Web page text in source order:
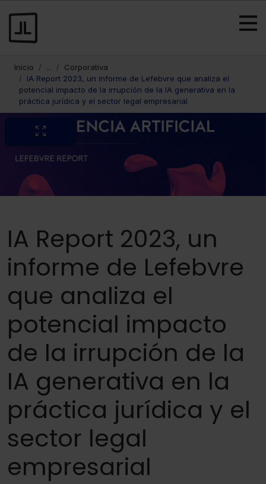
Inicio ...
Corporativa
IA Report 2023, un informe de Lefebvre que analiza el
potencial impacto de la irrupción de la IA generativa en la
práctica jurídica y el sector legal empresarial
IA Report 2023, un
informe de Lefebvre
que analiza el
potencial impacto
de la irrupción de la
IA generativa en la
práctica jurídica y el
sector legal
empresarial